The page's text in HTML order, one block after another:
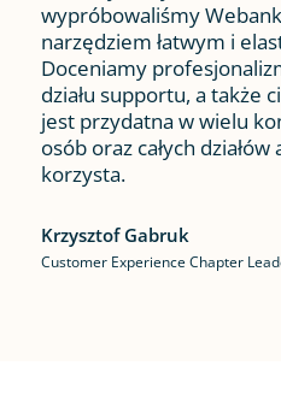
wypróbowaliśmy
narzędziem łatwym i
Doceniamy
działu supportu, a także
jest przydatna w wielu
osób oraz całych
korzysta.
Krzysztof Gabruk
Customer Experience Chapter